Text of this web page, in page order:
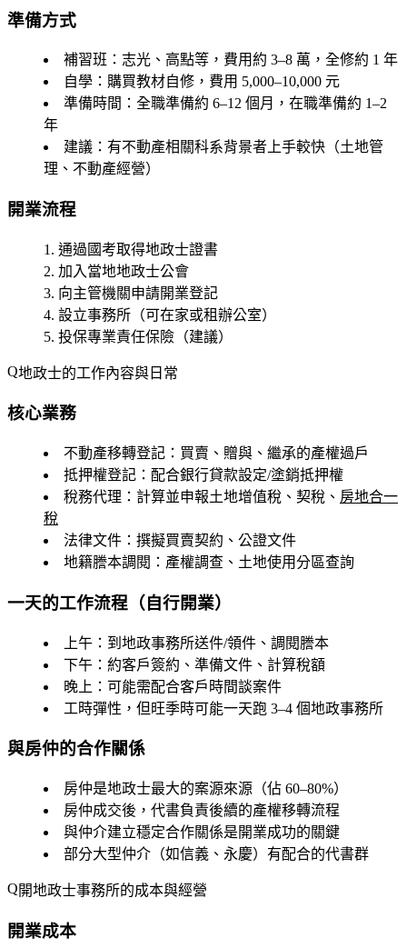
準備方式
補習班 ：志光、高點等，費用約 3–8 萬，全修約 1 年
自學 ：購買教材自修，費用 5,000–10,000 元
準備時間 ：全職準備約 6–12 個月，在職準備約 1–2
年
建議 ：有不動產相關科系背景者上手較快（土地管
理、不動產經營）
開業流程
通過國考取得地政士證書
加入當地地政士公會
向主管機關申請開業登記
設立事務所（可在家或租辦公室）
投保專業責任保險（建議）
地政士的工作內容與日常
核心業務
不動產移轉登記 ：買賣、贈與、繼承的產權過戶
抵押權登記 ：配合銀行貸款設定/塗銷抵押權
稅務代理 ：計算並申報土地增值稅、契稅、 房地合一
稅
法律文件 ：撰擬買賣契約、公證文件
地籍謄本調閱 ：產權調查、土地使用分區查詢
一天的工作流程（自行開業）
上午：到地政事務所送件/領件、調閱謄本
下午：約客戶簽約、準備文件、計算稅額
晚上：可能需配合客戶時間談案件
工時彈性，但旺季時可能一天跑 3–4 個地政事務所
與房仲的合作關係
房仲是地政士最大的案源來源（佔 60–80%）
房仲成交後，代書負責後續的產權移轉流程
與仲介建立穩定合作關係是開業成功的關鍵
部分大型仲介（如信義、永慶）有配合的代書群
開地政士事務所的成本與經營
開業成本